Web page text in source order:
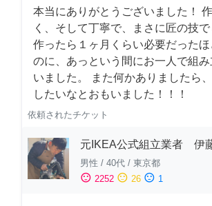
本当にありがとうございました！
く、そして丁寧で、まさに匠の技
作ったら１ヶ月くらい必要だった
のに、あっという間にお一人で組み
いました。 また何かありましたら
したいなとおもいました！！！
依頼されたチケット
元IKEA公式組立業者 伊
男性 / 40代 / 東京都
sentiment_satisfied 2252 sentiment_neutral 26 sentiment_dissatisfied 1